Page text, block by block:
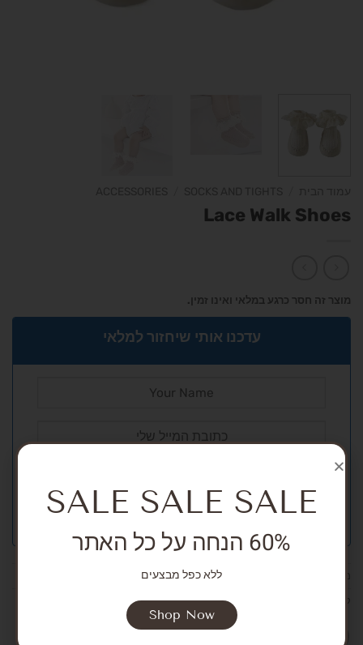
Lace Walk Shoes
מוצר זה חסר כרגע במלאי ואינו זמין.
עדכנו אותי שיחזור למלאי
Girls,NEW ARRIVALS,Socks and tights
SALE SALE SALE
60% הנחה על כל האתר
ללא כפל מבצעים
Shop Now